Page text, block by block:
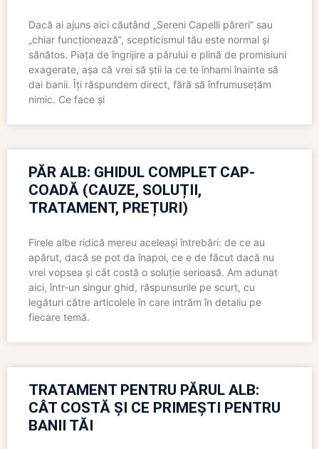
Dacă ai ajuns aici căutând „Sereni Capelli păreri” sau
„chiar funcționează”, scepticismul tău este normal și
sănătos. Piața de îngrijire a părului e plină de promisiuni
exagerate, așa că vrei să știi la ce te înhami înainte să
dai banii. Îți răspundem direct, fără să înfrumusețăm
nimic. Ce face și
PĂR ALB: GHIDUL COMPLET CAP-
COADĂ (CAUZE, SOLUȚII,
TRATAMENT, PREȚURI)
Firele albe ridică mereu aceleași întrebări: de ce au
apărut, dacă se pot da înapoi, ce e de făcut dacă nu
vrei vopsea și cât costă o soluție serioasă. Am adunat
aici, într-un singur ghid, răspunsurile pe scurt, cu
legături către articolele în care intrăm în detaliu pe
fiecare temă.
TRATAMENT PENTRU PĂRUL ALB:
CÂT COSTĂ ȘI CE PRIMEȘTI PENTRU
BANII TĂI